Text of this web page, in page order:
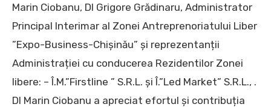
Marin Ciobanu, Dl Grigore Grădinaru, Administrator
Principal Interimar al Zonei Antreprenoriatului Liber
”Expo-Business-Chișinău” și reprezentanții
Administrației cu conducerea Rezidentilor Zonei
libere: – Î.M.”Firstline ” S.R.L. și Î.”Led Market” S.R.L., .
Dl Marin Ciobanu a apreciat efortul și contribuția